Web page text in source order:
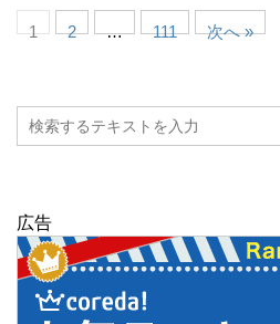
1 2 … 111 次へ »
広告